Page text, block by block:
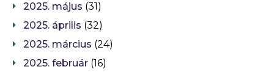
2025. május (31)
2025. április (32)
2025. március (24)
2025. február (16)